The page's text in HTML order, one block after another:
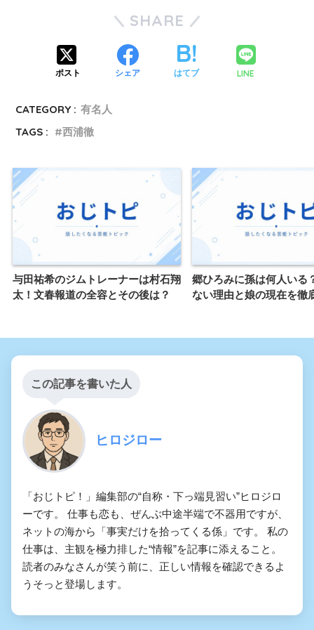
SHARE
ポスト シェア はてブ LINE
CATEGORY : 有名人
TAGS :
西浦徹
与田祐希のジムトレーナーは村石翔
太！文春報道の全容とその後は？
郷ひろみに孫は何人いる
ない理由と娘の現在を徹
この記事を書いた人
ヒロジロー
「おじトピ！」編集部の“自称・下っ端見習い”ヒロジロ
ーです。 仕事も恋も、ぜんぶ中途半端で不器用ですが、
ネットの海から「事実だけを拾ってくる係」です。 私の
仕事は、主観を極力排した“情報”を記事に添えること。
読者のみなさんが笑う前に、正しい情報を確認できるよ
うそっと登場します。